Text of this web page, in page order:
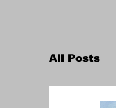
All Posts